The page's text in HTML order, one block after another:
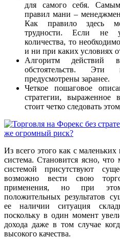
для самого себя.
правил мани –
Как правило здесь
трудности. Если не
количества, то
и ни при каких условиях
Алгоритм действий
обстоятельств.
предусмотрены заранее.
Четкое пошаговое
стратегии,
стоит четко следовать
Из всего этого как с маленьких
система. Становится ясно, что
системой присутствуют
возможно вести свою
применения, но при этом
положительных результатов
ее наличии ситуация
поскольку в один момент
дохода даже в том случае
высокого качества.